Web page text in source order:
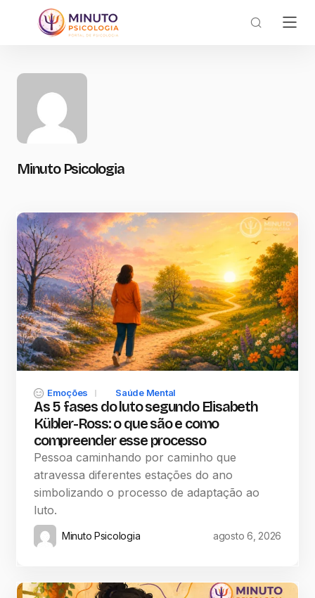
Minuto Psicologia
Emoções Saúde Mental
As 5 fases do luto segundo Elisabeth
Kübler-Ross: o que são e como
compreender esse processo
Pessoa caminhando por caminho que
atravessa diferentes estações do ano
simbolizando o processo de adaptação ao
luto.
Minuto Psicologia agosto 6, 2026